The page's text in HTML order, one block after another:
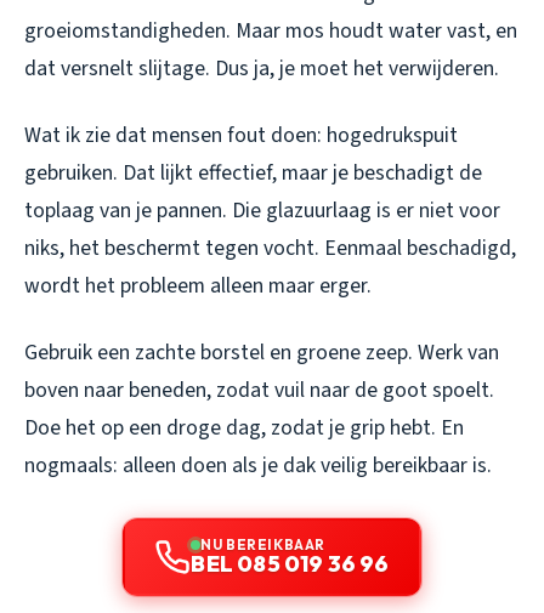
groeiomstandigheden. Maar mos houdt water vast, en
dat versnelt slijtage. Dus ja, je moet het verwijderen.
Wat ik zie dat mensen fout doen: hogedrukspuit
gebruiken. Dat lijkt effectief, maar je beschadigt de
toplaag van je pannen. Die glazuurlaag is er niet voor
niks, het beschermt tegen vocht. Eenmaal beschadigd,
wordt het probleem alleen maar erger.
Gebruik een zachte borstel en groene zeep. Werk van
boven naar beneden, zodat vuil naar de goot spoelt.
Doe het op een droge dag, zodat je grip hebt. En
nogmaals: alleen doen als je dak veilig bereikbaar is.
NU BEREIKBAAR
BEL 085 019 36 96